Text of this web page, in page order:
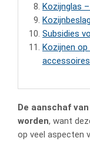
Kozijnglas
Subsidies
Kozijnen
accessoires
De aanschaf
worden, want
op veel aspecten